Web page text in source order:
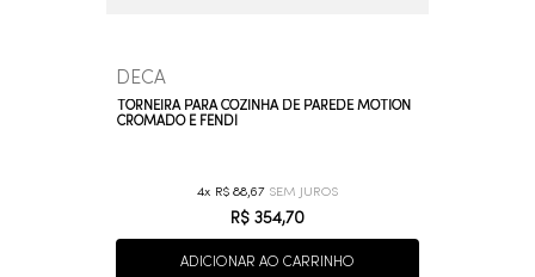
DECA
TORNEIRA PARA COZINHA DE PAREDE MOTION
CROMADO E FENDI
4 R$ 88,67
R$ 354,70
ADICIONAR AO CARRINHO